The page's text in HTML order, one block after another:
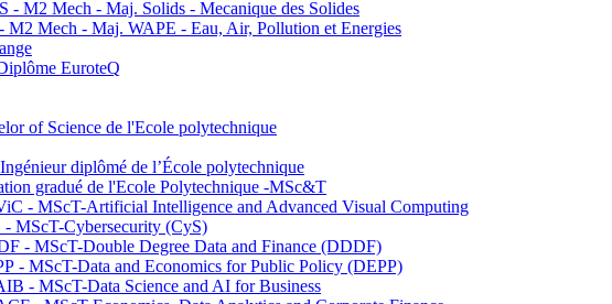
- M2 Mech - Maj. Solids - Mecanique des Solides
M2 Mech - Maj. WAPE - Eau, Air, Pollution et Energies
EuroteQ
of Science de l'Ecole polytechnique
diplômé de l’École polytechnique
gradué de l'Ecole Polytechnique -MSc&T
- MScT-Artificial Intelligence and Advanced Visual Computing
MScT-Cybersecurity (CyS)
- MScT-Double Degree Data and Finance (DDDF)
- MScT-Data and Economics for Public Policy (DEPP)
- MScT-Data Science and AI for Business